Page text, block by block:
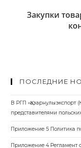
Закупки
ПОСЛЕДНИЕ
В РГП «Қазарнулыэкспорт
представителями
Приложение 5 Политика
Приложение 4 Регламент